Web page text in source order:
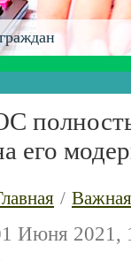
его
/
Июня 2021,